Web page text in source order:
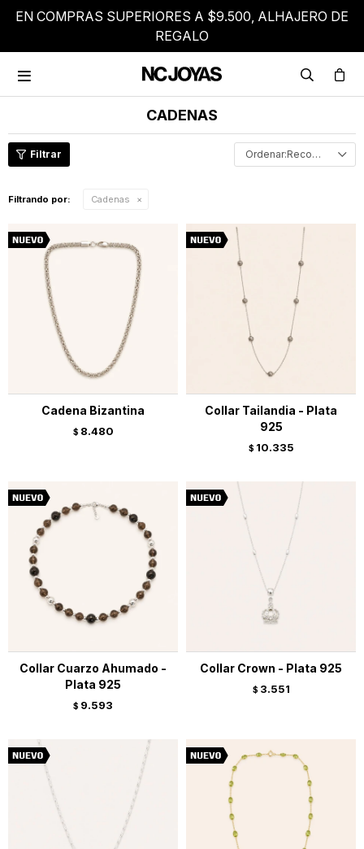
EN COMPRAS SUPERIORES A $9.500, ALHAJERO DE
REGALO

CADENAS
Recomendados
Filtrando por: Cadenas
Cadena Bizantina
$ 8.480
Collar Tailandia - Plata
925
$ 10.335
Collar Cuarzo Ahumado -
Plata 925
$ 9.593
Collar Crown - Plata 925
$ 3.551